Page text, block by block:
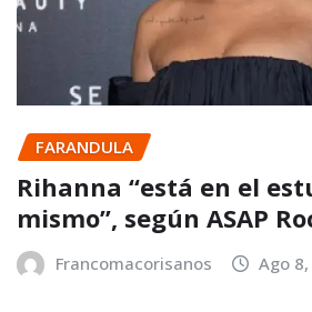
FARANDULA
Rihanna “está en el
mismo”, según ASAP
Francomacorisanos Ago